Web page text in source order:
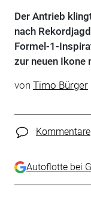
Der Antrieb
nach
Formel-1-
zur neuen Ikone
von Timo Bürger
Kommentare
Autoflotte bei